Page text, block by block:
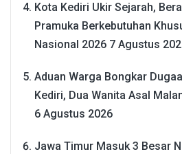
Kota Kediri Ukir Sejarah,
Pramuka Berkebutuhan
Nasional 2026 7 Agustus
Aduan Warga Bongkar
Kediri, Dua Wanita Asal
6 Agustus 2026
Jawa Timur Masuk 3 Besar